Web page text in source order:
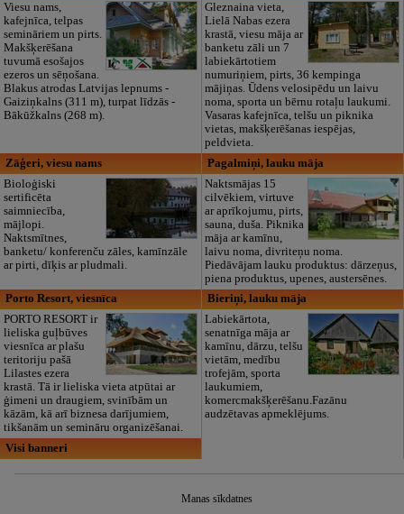
Viesu nams,
kafejnīca, telpas
semināriem un pirts.
Makšķerēšana
tuvumā esošajos
ezeros un sēņošana.
Blakus atrodas Latvijas lepnums -
Gaiziņkalns (311 m), turpat līdzās -
Bākūžkalns (268 m).
Gleznaina vieta,
Lielā Nabas ezera
krastā, viesu māja ar
banketu zāli un 7
labiekārtotiem
numuriņiem, pirts, 36 kempinga
mājiņas. Ūdens velosipēdu un laivu
noma, sporta un bērnu rotaļu laukumi.
Vasaras kafejnīca, telšu un piknika
vietas, makšķerēšanas iespējas,
peldvieta.
Zāģeri, viesu nams
Bioloģiski
sertificēta
saimniecība,
mājlopi.
Naktsmītnes,
banketu/ konferenču zāles, kamīnzāle
ar pirti, dīķis ar pludmali.
Pagalmiņi, lauku māja
Naktsmājas 15
cilvēkiem, virtuve
ar aprīkojumu, pirts,
sauna, duša. Piknika
māja ar kamīnu,
laivu noma, divriteņu noma.
Piedāvājam lauku produktus: dārzeņus,
piena produktus, upenes, austersēnes.
Porto Resort, viesnīca
PORTO RESORT ir
lieliska guļbūves
viesnīca ar plašu
teritoriju pašā
Lilastes ezera
krastā. Tā ir lieliska vieta atpūtai ar
ģimeni un draugiem, svinībām un
kāzām, kā arī biznesa darījumiem,
tikšanām un semināru organizēšanai.
Bieriņi, lauku māja
Labiekārtota,
senatnīga māja ar
kamīnu, dārzu, telšu
vietām, medību
trofejām, sporta
laukumiem,
komercmakšķerēšanu.Fazānu
audzētavas apmeklējums.
Visi banneri
Manas sīkdatnes